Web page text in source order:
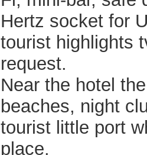
Hertz socket for
tourist highlights
request.
Near the hotel
beaches, night
tourist little port
place.